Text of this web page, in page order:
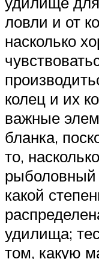
ловли и от
насколько
колец и их
важные
бланка,
то,
рыболовный
какой
удилища;
том, какую